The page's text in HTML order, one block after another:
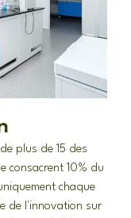
plus de 15 des
consacrent 10% du
chaque
de l'innovation sur